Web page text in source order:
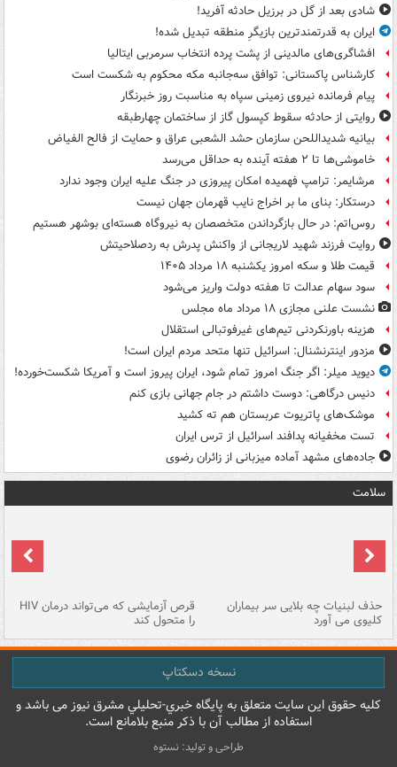
شادی بعد از گل در برزیل حادثه آفرید!
ایران به قدرتمندترین بازیگرِ منطقه تبدیل شده!
افشاگری‌های مالدینی از پشت پرده انتخاب سرمربی ایتالیا
کارشناس پاکستانی: توافق سه‌جانبه مکه محکوم به شکست است
پیام فرمانده نیروی زمینی سپاه به مناسبت روز خبرنگار
روایتی از حادثه سقوط کپسول گاز از ساختمان چهارطبقه
بیانیه شدیداللحن سازمان حشد الشعبی عراق و حمایت از فالح الفیاض
خاموشی‌ها تا ۲ هفته آینده به حداقل می‌رسد
مرشایمر: ترامپ فهمیده امکان پیروزی در جنگ علیه ایران وجود ندارد
درستکار: بنای ما بر اخراج نایب قهرمان جهان نیست
روس‌اتم: در حال بازگرداندن متخصصان به نیروگاه هسته‌ای بوشهر هستیم
روایت فرزند شهید لاریجانی از واکنش پدرش به ردصلاحیتش
قیمت طلا و سکه امروز یکشنبه ۱۸ مرداد ۱۴۰۵
سود سهام عدالت تا هفته دولت واریز می‌شود
نشست علنی مجازی ۱۸ مرداد ماه مجلس
هزینه باورنکردنی تیم‌های غیرفوتبالی استقلال
مزدور اینترنشنال: اسرائیل تنها متحد مردم ایران است!
دیوید میلر: اگر جنگ امروز تمام شود، ایران پیروز است و آمریکا شکست‌خورده!
دنیس درگاهی: دوست داشتم در جام جهانی بازی کنم
موشک‌های پاتریوت عربستان هم ته‌ کشید
تست مخفیانه پدافند اسرائیل از ترس ایران
جاده‌های مشهد آماده میزبانی از زائران رضوی
سلامت
حذف لبنیات چه بلایی سر بیماران
کلیوی می آورد
قرص آزمایشی که می‌تواند درمان HIV
را متحول کند
نسخه دسکتاپ
کليه حقوق اين سايت متعلق به پایگاه خبري-تحليلي مشرق نيوز می باشد و
استفاده از مطالب آن با ذکر منبع بلامانع است.
طراحی و تولید: نستوه